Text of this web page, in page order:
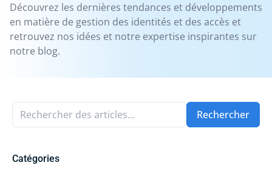
Découvrez les dernières tendances et développements
en matière de gestion des identités et des accès et
retrouvez nos idées et notre expertise inspirantes sur
notre blog.
Rechercher des articles... Rechercher
Catégories